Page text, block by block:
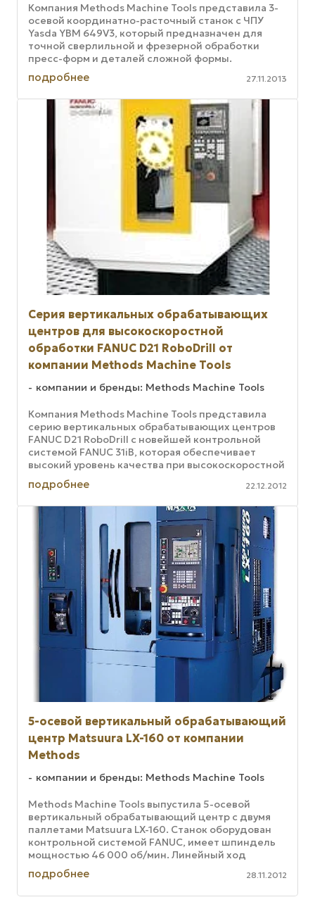
Компания Methods Machine Tools представила 3-
осевой координатно-расточный станок с ЧПУ
Yasda YBM 649V3, который предназначен для
точной сверлильной и фрезерной обработки
пресс-форм и деталей сложной формы.
Обрабатывающий центр призван упростить ...
подробнее 27.11.2013
Серия вертикальных обрабатывающих
центров для высокоскоростной
обработки FANUC D21 RoboDrill от
компании Methods Machine Tools
компании и бренды: Methods Machine Tools
Компания Methods Machine Tools представила
серию вертикальных обрабатывающих центров
FANUC D21 RoboDrill с новейшей контрольной
системой FANUC 31iB, которая обеспечивает
высокий уровень качества при высокоскоростной
обработке. Контрольная система ...
подробнее 22.12.2012
5-осевой вертикальный обрабатывающий
центр Matsuura LX-160 от компании
Methods
компании и бренды: Methods Machine Tools
Methods Machine Tools выпустила 5-осевой
вертикальный обрабатывающий центр с двумя
паллетами Matsuura LX-160. Станок оборудован
контрольной системой FANUC, имеет шпиндель
мощностью 46 000 об/мин. Линейный ход
составляет 50,38 × 248,92 × 299,72 мм. ...
подробнее 28.11.2012